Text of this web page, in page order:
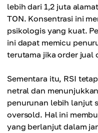
lebih dari 1,2 juta
TON. Konsentrasi ini
psikologis yang kuat.
ini dapat memicu
terutama jika order jual
Sementara itu, RSI
netral dan
penurunan lebih lanjut
oversold. Hal ini
yang berlanjut dalam